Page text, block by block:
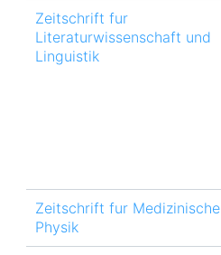
Zeitschrift fur
Literaturwissenschaft und
Linguistik
Zeitschrift fur Medizinische
Physik